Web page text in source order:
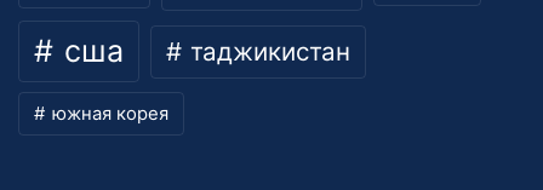
сша таджикистан
южная корея